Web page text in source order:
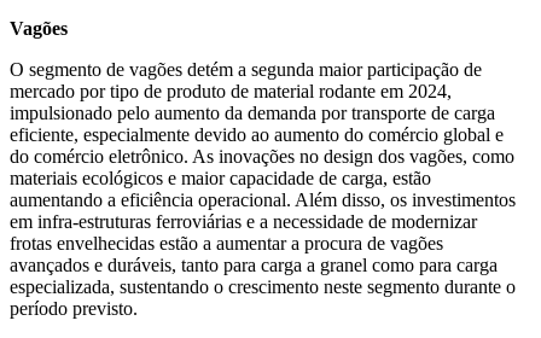
Vagões
O segmento de vagões detém a segunda maior participação de
mercado por tipo de produto de material rodante em 2024,
impulsionado pelo aumento da demanda por transporte de carga
eficiente, especialmente devido ao aumento do comércio global e
do comércio eletrônico. As inovações no design dos vagões, como
materiais ecológicos e maior capacidade de carga, estão
aumentando a eficiência operacional. Além disso, os investimentos
em infra-estruturas ferroviárias e a necessidade de modernizar
frotas envelhecidas estão a aumentar a procura de vagões
avançados e duráveis, tanto para carga a granel como para carga
especializada, sustentando o crescimento neste segmento durante o
período previsto.